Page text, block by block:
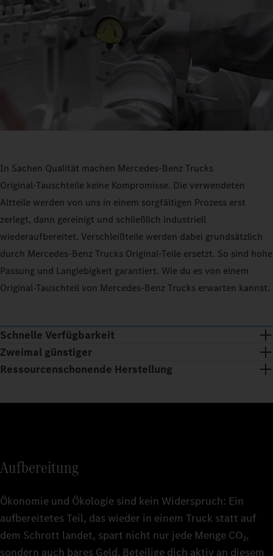
In Sachen Qualität machen Mercedes‑Benz Trucks
Original‑Tauschteile keine Kompromisse. Die verwendeten
Altteile werden von uns in einem sorgfältigen Prozess erst
zerlegt, dann gereinigt und schließlich industriell
wiederaufbereitet. Verschleißteile werden dabei grundsätzlich
durch Mercedes‑Benz Trucks Original-Teile ersetzt. So sind hohe
Passung und Langlebigkeit garantiert. Wie du es von einem
Original-Tauschteil von Mercedes‑Benz Trucks erwarten kannst.
Schnelle Verfügbarkeit
Das breite Sortiment an Mercedes‑Benz Trucks Original-
Tauschteilen ist 24/7 kurzfristig verfügbar und wird laufend
Zweimal günstiger
Mit Mercedes‑Benz Trucks Original‑Tauschteilen erhältst du
Ressourcenschonende Herstellung
Aufbereitung
Ökonomie und Ökologie sind kein Widerspruch: Ein
aufbereitetes Teil, das wieder in einem Truck statt auf
dem Schrott landet, spart nicht nur jede Menge CO₂,
sondern auch bares Geld. Beteilige dich aktiv an diesem